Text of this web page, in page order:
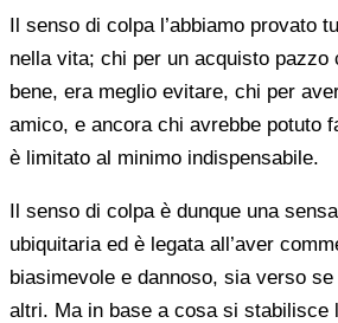
Il senso di colpa l’abbiamo provato
nella vita; chi per un acquisto pazzo
bene, era meglio evitare, chi per
amico, e ancora chi avrebbe potuto
è limitato al minimo indispensabile.
Il senso di colpa è dunque una
ubiquitaria ed è legata all’aver
biasimevole e dannoso, sia verso
altri. Ma in base a cosa si stabilisce